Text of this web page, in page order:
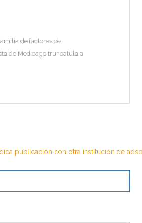
de factores de
de Medicago truncatula a
publicación con otra institución de